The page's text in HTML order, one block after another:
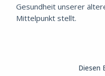
Gesundheit unserer
Mittelpunkt stellt.
Diesen